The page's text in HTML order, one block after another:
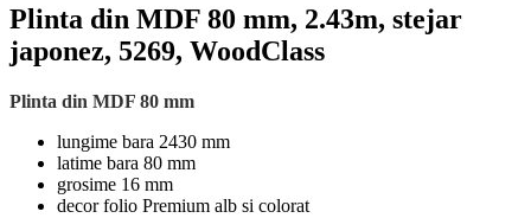
Plinta din MDF 80 mm, 2.43m, stejar
japonez, 5269, WoodClass
Plinta din MDF 80 mm
lungime bara 2430 mm
latime bara 80 mm
grosime 16 mm
decor folio Premium alb si colorat